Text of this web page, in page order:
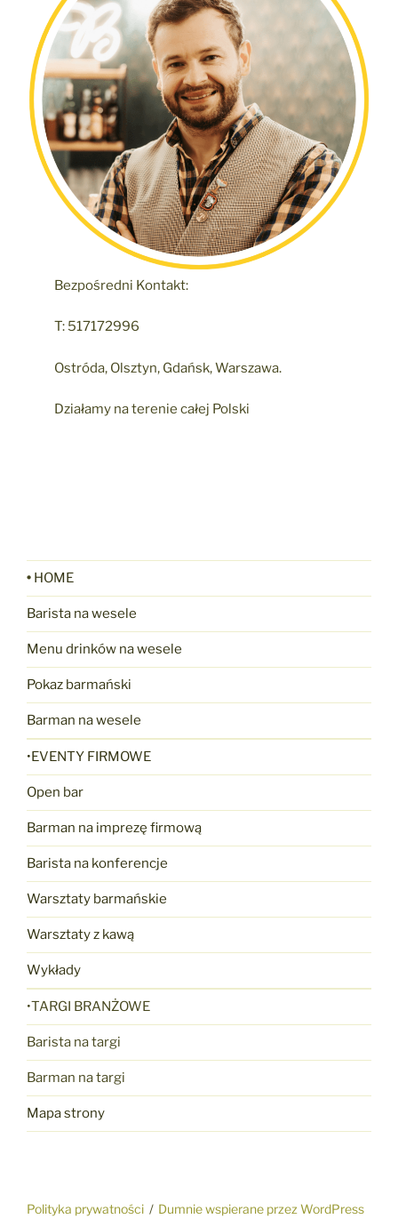
Bezpośredni Kontakt:
T: 517172996
Ostróda, Olsztyn, Gdańsk, Warszawa.
Działamy na terenie całej Polski
• HOME
Barista na wesele
Menu drinków na wesele
Pokaz barmański
Barman na wesele
•EVENTY FIRMOWE
Open bar
Barman na imprezę firmową
Barista na konferencje
Warsztaty barmańskie
Warsztaty z kawą
Wykłady
•TARGI BRANŻOWE
Barista na targi
Barman na targi
Mapa strony
Polityka prywatności Dumnie wspierane przez WordPress